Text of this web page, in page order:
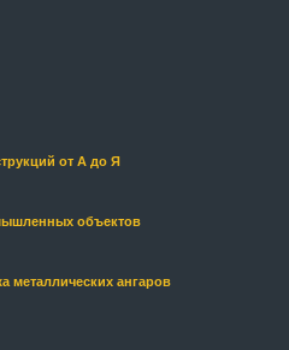
от А до Я
объектов
металлических ангаров